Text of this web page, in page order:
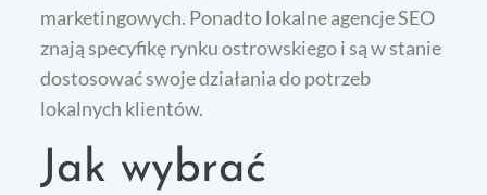
marketingowych. Ponadto lokalne agencje SEO
znają specyfikę rynku ostrowskiego i są w stanie
dostosować swoje działania do potrzeb
lokalnych klientów.
Jak wybrać